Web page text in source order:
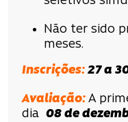
Não ter sido
meses.
Inscrições: 27 a
Avaliação: A
dia 08 de